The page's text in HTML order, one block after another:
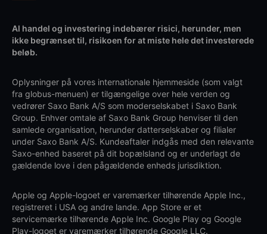
Al handel og investering indebærer risici, herunder, men
ikke begrænset til, risikoen for at miste hele det investerede
beløb.
Oplysninger på vores internationale hjemmeside (som valgt
fra globus-menuen) er tilgængelige over hele verden og
vedrører Saxo Bank A/S som moderselskabet i Saxo Bank
Group. Enhver omtale af Saxo Bank Group henviser til den
samlede organisation, herunder datterselskaber og filialer
under Saxo Bank A/S. Kundeaftaler indgås med den relevante
Saxo-enhed baseret på dit bopælsland og er underlagt de
gældende love i den pågældende enheds jurisdiktion.
Apple og Apple-logoet er varemærker tilhørende Apple Inc.,
registreret i USA og andre lande. App Store er et
servicemærke tilhørende Apple Inc. Google Play og Google
Play-logoet er varemærker tilhørende Google LLC.